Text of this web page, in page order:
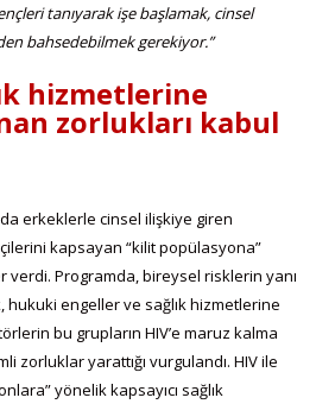
tanıyarak işe başlamak, cinsel
bahsedebilmek gerekiyor.”
hizmetlerine
zorlukları kabul
erkeklerle cinsel ilişkiye giren
kapsayan “kilit popülasyona”
Programda, bireysel risklerin yanı
hukuki engeller ve sağlık hizmetlerine
bu grupların HIV’e maruz kalma
zorluklar yarattığı vurgulandı. HIV ile
yönelik kapsayıcı sağlık